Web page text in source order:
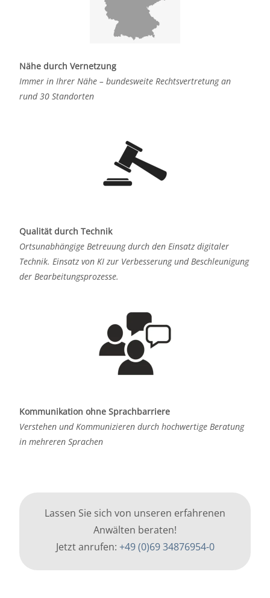
Nähe durch Vernetzung
Immer in Ihrer Nähe – bundesweite Rechtsvertretung an
rund 30 Standorten
Qualität durch Technik
Ortsunabhängige Betreuung durch den Einsatz digitaler
Technik. Einsatz von KI zur Verbesserung und Beschleunigung
der Bearbeitungsprozesse.
Kommunikation ohne Sprachbarriere
Verstehen und Kommunizieren durch hochwertige Beratung
in mehreren Sprachen
Lassen Sie sich von unseren erfahrenen
Anwälten beraten!
Jetzt anrufen: +49 (0)69 34876954-0